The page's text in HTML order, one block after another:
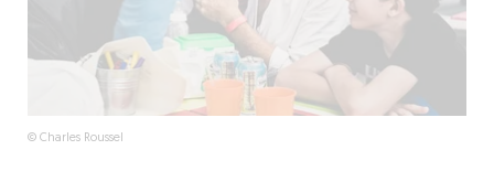
© Charles Roussel